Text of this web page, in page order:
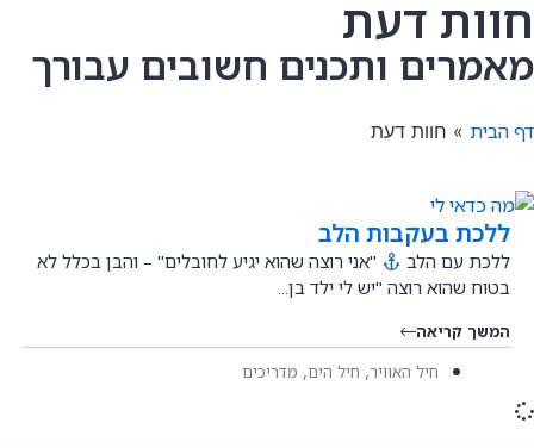
חוות דעת
מאמרים ותכנים חשובים עבורך
דף הבית » חוות דעת
ללכת בעקבות הלב
ללכת עם הלב
"אני רוצה שהוא יגיע לחובלים" – והבן בכלל לא
בטוח שהוא רוצה "יש לי ילד בן...
המשך קריאה
חיל האוויר, חיל הים, מדריכים